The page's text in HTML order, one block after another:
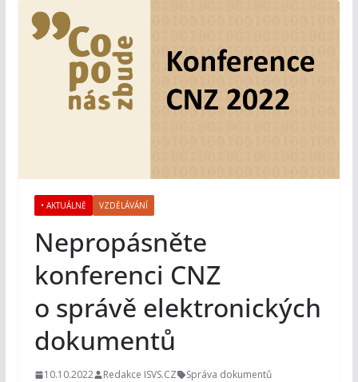
• AKTUÁLNĚ VZDĚLÁVÁNÍ
Nepropásněte
konferenci CNZ
o správě elektronických
dokumentů
10.10.2022 Redakce ISVS.CZ Správa dokumentů